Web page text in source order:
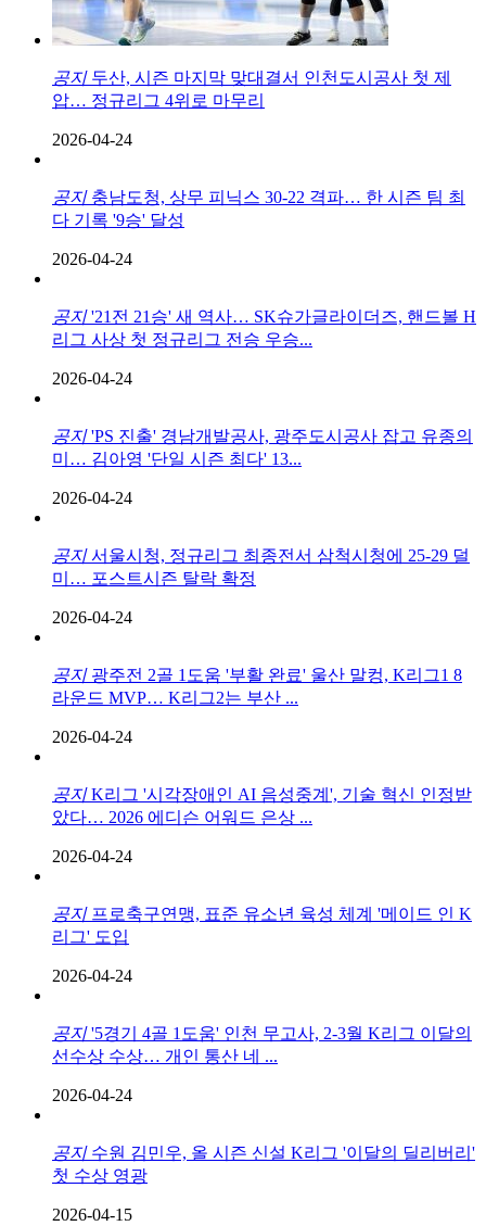
공지두산, 시즌 마지막 맞대결서 인천도시공사 첫 제
압… 정규리그 4위로 마무리
2026-04-24
공지충남도청, 상무 피닉스 30-22 격파… 한 시즌 팀 최
다 기록 '9승' 달성
2026-04-24
공지'21전 21승' 새 역사… SK슈가글라이더즈, 핸드볼 H
리그 사상 첫 정규리그 전승 우승...
2026-04-24
공지'PS 진출' 경남개발공사, 광주도시공사 잡고 유종의
미… 김아영 '단일 시즌 최다' 13...
2026-04-24
공지서울시청, 정규리그 최종전서 삼척시청에 25-29 덜
미… 포스트시즌 탈락 확정
2026-04-24
공지광주전 2골 1도움 '부활 완료' 울산 말컹, K리그1 8
라운드 MVP… K리그2는 부산 ...
2026-04-24
공지K리그 '시각장애인 AI 음성중계', 기술 혁신 인정받
았다… 2026 에디슨 어워드 은상 ...
2026-04-24
공지프로축구연맹, 표준 유소년 육성 체계 '메이드 인 K
리그' 도입
2026-04-24
공지'5경기 4골 1도움' 인천 무고사, 2-3월 K리그 이달의
선수상 수상… 개인 통산 네 ...
2026-04-24
공지수원 김민우, 올 시즌 신설 K리그 '이달의 딜리버리'
첫 수상 영광
2026-04-15